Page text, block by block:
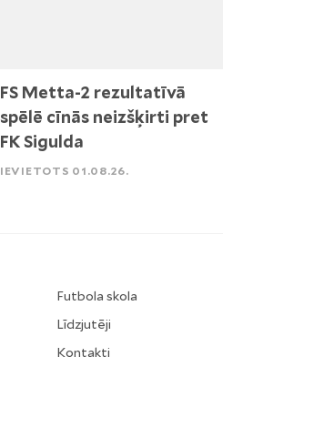
FS Metta-2 rezultatīvā
spēlē cīnās neizšķirti pret
FK Sigulda
IEVIETOTS 01.08.26.
Futbola skola
Līdzjutēji
Kontakti